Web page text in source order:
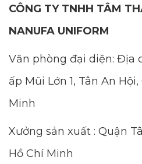
CÔNG TY TNHH TÂM
NANUFA UNIFORM
Văn phòng đại diện: Địa
ấp Mũi Lớn 1, Tân An
Minh
Xưởng sản xuất : Quận
Hồ Chí Minh